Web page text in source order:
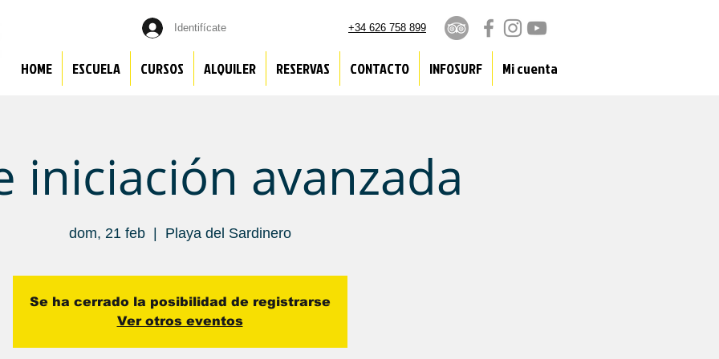
Identifícate +34 626 758 899
HOME ESCUELA CURSOS ALQUILER RESERVAS CONTACTO INFOSURF Mi cuenta
iniciación avanzada
dom, 21 feb
  |
Playa del Sardinero
Se ha cerrado la posibilidad de registrarse
Ver otros eventos